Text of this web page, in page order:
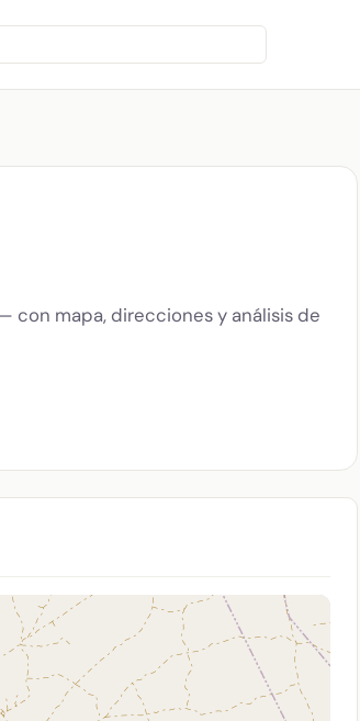
con mapa, direcciones y análisis de